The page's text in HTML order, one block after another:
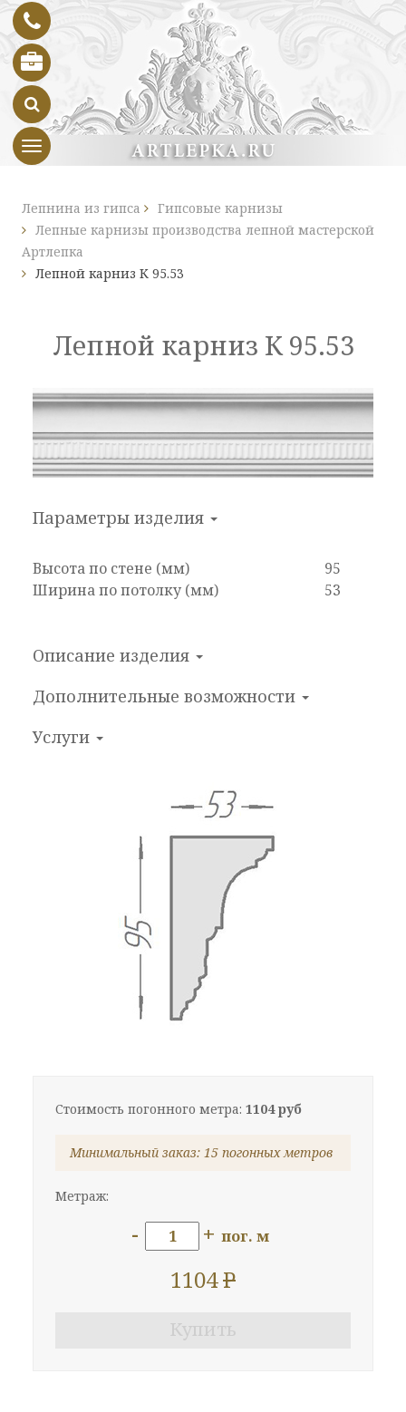
Toggle navigation
Лепнина из гипса
Гипсовые карнизы
Лепные карнизы производства лепной мастерской
Артлепка
Лепной карниз К 95.53
Лепной карниз К 95.53
Параметры изделия
Высота по стене (мм)
95
Ширина по потолку (мм)
53
Описание изделия
Дополнительные возможности
Услуги
Стоимость погонного метра: 1104 руб
Минимальный заказ: 15 погонных метров
Метраж:
- + пог. м
1104P
Купить